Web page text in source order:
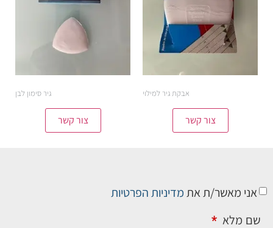
אבקת גיר למילוי
צור קשר
גיר סימון לבן
צור קשר
אני מאשר/ת אתמדיניות הפרטיות
שם מלא